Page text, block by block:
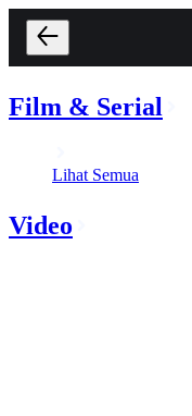
Film & Serial
Lihat Semua
Video